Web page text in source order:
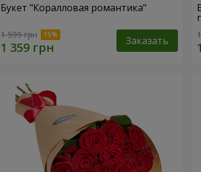
Букет "Коралловая романтика"
1 599 грн Заказать